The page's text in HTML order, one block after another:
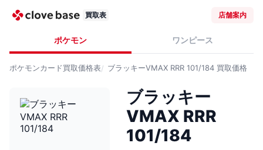
買取表 店舗案内
ポケモン ワンピース
ポケモンカード買取価格表 ブラッキーVMAX RRR 101/184 買取価格
ブラッキー
VMAX RRR
101/184